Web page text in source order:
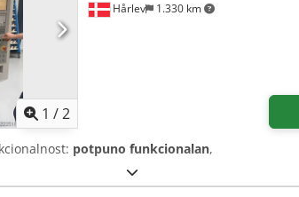
1 /2
Hårlev 1.330 km
potpuno funkcionalan,